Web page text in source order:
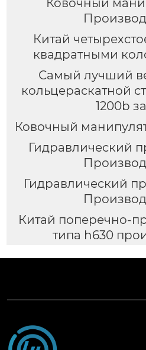
Ковочный
Китай
квадратными
Самый лучший
кольцераскатной
1200b
Ковочный
Гидравлический
Гидравлический
Китай поперечно-
типа h630